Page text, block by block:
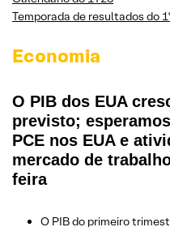
Temporada de resultados do
Economia
O PIB dos EUA
previsto;
PCE nos EUA e
mercado de
feira
O PIB do primeiro